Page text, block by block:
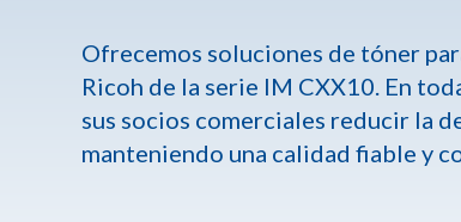
Ofrecemos soluciones de tóner
Ricoh de la serie IM CXX10. En
sus socios comerciales reducir la
manteniendo una calidad fiable y